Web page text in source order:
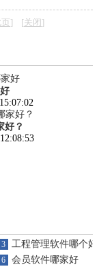
] [关闭 ]
好？
3 工程管理软件哪个好
6 会员软件哪家好